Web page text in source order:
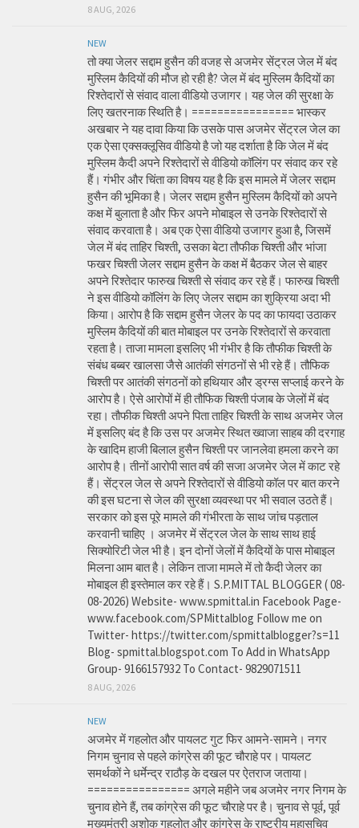
8 AUG, 2026
NEW
तो क्या जेलर सद्दाम हुसैन की वजह से अजमेर सेंट्रल जेल में बंद
मुस्लिम कैदियों की मौज हो रही है? जेल में बंद मुस्लिम कैदियों का
रिश्तेदारों से संवाद वाला वीडियो उजागर। यह जेल की सुरक्षा के
लिए खतरनाक स्थिति है। ================ भास्कर
अखबार ने यह दावा किया कि उसके पास अजमेर सेंट्रल जेल का
एक ऐसा एक्सक्लूसिव वीडियो है जो यह दर्शाता है कि जेल में बंद
मुस्लिम कैदी अपने रिश्तेदारों से वीडियो कॉलिंग पर संवाद कर रहे
हैं। गंभीर और चिंता का विषय यह है कि इस मामले में जेलर सद्दाम
हुसैन की भूमिका है। जेलर सद्दाम हुसैन मुस्लिम कैदियों को अपने
कक्ष में बुलाता है और फिर अपने मोबाइल से उनके रिश्तेदारों से
संवाद करवाता है। अब एक ऐसा वीडियो उजागर हुआ है, जिसमें
जेल में बंद ताहिर चिश्ती, उसका बेटा तौफीक चिश्ती और भांजा
फखर चिश्ती जेलर सद्दाम हुसैन के कक्ष में बैठकर जेल से बाहर
अपने रिश्तेदार फारुख चिश्ती से संवाद कर रहे हैं। फारुख चिश्ती
ने इस वीडियो कॉलिंग के लिए जेलर सद्दाम का शुक्रिया अदा भी
किया। आरोप है कि सद्दाम हुसैन जेलर के पद का फायदा उठाकर
मुस्लिम कैदियों की बात मोबाइल पर उनके रिश्तेदारों से करवाता
रहता है। ताजा मामला इसलिए भी गंभीर है कि तौफीक चिश्ती के
संबंध बब्बर खालसा जैसे आतंकी संगठनों से भी रहे हैं। तौफिक
चिश्ती पर आतंकी संगठनों को हथियार और ड्रग्स सप्लाई करने के
आरोप है। ऐसे आरोपों में ही तौफिक चिश्ती पंजाब के जेलों में बंद
रहा। तौफीक चिश्ती अपने पिता ताहिर चिश्ती के साथ अजमेर जेल
में इसलिए बंद है कि उस पर अजमेर स्थित ख्वाजा साहब की दरगाह
के खादिम हाजी बिलाल हुसैन चिश्ती पर जानलेवा हमला करने का
आरोप है। तीनों आरोपी सात वर्ष की सजा अजमेर जेल में काट रहे
हैं। सेंट्रल जेल से अपने रिश्तेदारों से वीडियो कॉल पर बात करने
की इस घटना से जेल की सुरक्षा व्यवस्था पर भी सवाल उठते हैं।
सरकार को इस पूरे मामले की गंभीरता के साथ जांच पड़ताल
करवानी चाहिए । अजमेर में सेंट्रल जेल के साथ साथ हाई
सिक्योरिटी जेल भी है। इन दोनों जेलों में कैदियों के पास मोबाइल
मिलना आम बात है। लेकिन ताजा मामले में तो कैदी जेलर का
मोबाइल ही इस्तेमाल कर रहे हैं। S.P.MITTAL BLOGGER ( 08-
08-2026) Website- www.spmittal.in Facebook Page-
www.facebook.com/SPMittalblog Follow me on
Twitter- https://twitter.com/spmittalblogger?s=11
Blog- spmittal.blogspot.com To Add in WhatsApp
Group- 9166157932 To Contact- 9829071511
8 AUG, 2026
NEW
अजमेर में गहलोत और पायलट गुट फिर आमने-सामने। नगर
निगम चुनाव से पहले कांग्रेस की फूट चौराहे पर। पायलट
समर्थकों ने धर्मेन्द्र राठौड़ के दखल पर ऐतराज जताया।
================ अगले महीने जब अजमेर नगर निगम के
चुनाव होने हैं, तब कांग्रेस की फूट चौराहे पर है। चुनाव से पूर्व, पूर्व
मुख्यमंत्री अशोक गहलोत और कांग्रेस के राष्ट्रीय महासचिव